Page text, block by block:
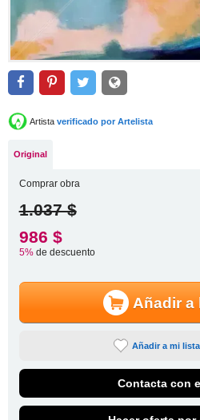
Artista verificado por Artelista
Original
Comprar obra
1.037 $
986 $
5%de descuento
Añadir a
Añadir a mi
Contacta con